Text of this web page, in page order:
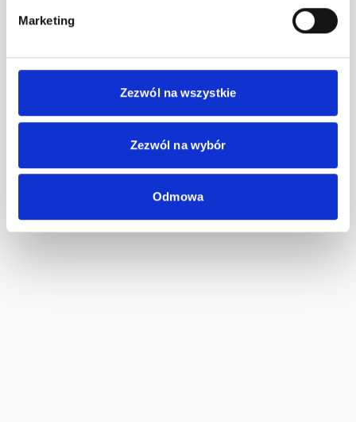
Marketing
Zezwól na wszystkie
Zezwól na wybór
Odmowa